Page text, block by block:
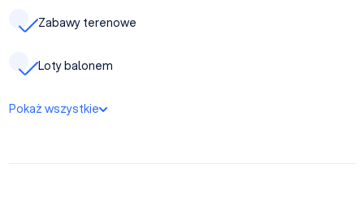
Zabawy terenowe
Loty balonem
Pokaż wszystkie